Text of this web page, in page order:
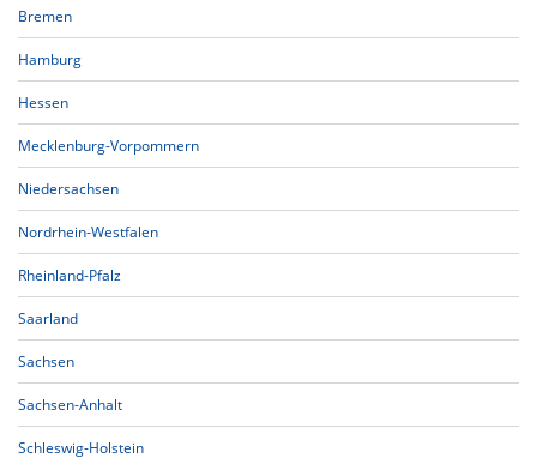
Bremen
Hamburg
Hessen
Mecklenburg-Vorpommern
Niedersachsen
Nordrhein-Westfalen
Rheinland-Pfalz
Saarland
Sachsen
Sachsen-Anhalt
Schleswig-Holstein